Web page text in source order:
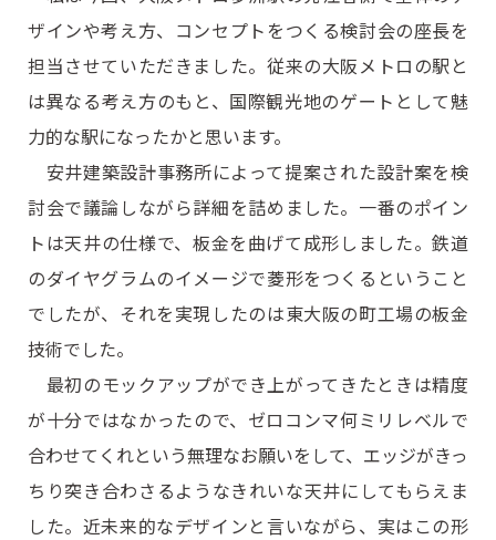
ザインや考え方、コンセプトをつくる検討会の座長を
担当させていただきました。従来の大阪メトロの駅と
は異なる考え方のもと、国際観光地のゲートとして魅
力的な駅になったかと思います。
安井建築設計事務所によって提案された設計案を検
討会で議論しながら詳細を詰めました。一番のポイン
トは天井の仕様で、板金を曲げて成形しました。鉄道
のダイヤグラムのイメージで菱形をつくるということ
でしたが、それを実現したのは東大阪の町工場の板金
技術でした。
最初のモックアップができ上がってきたときは精度
が十分ではなかったので、ゼロコンマ何ミリレベルで
合わせてくれという無理なお願いをして、エッジがきっ
ちり突き合わさるようなきれいな天井にしてもらえま
した。近未来的なデザインと言いながら、実はこの形